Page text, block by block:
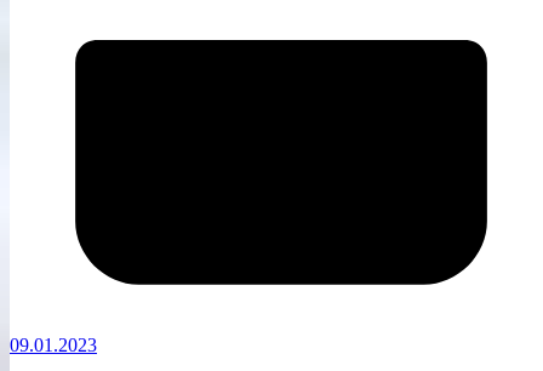
09.01.2023